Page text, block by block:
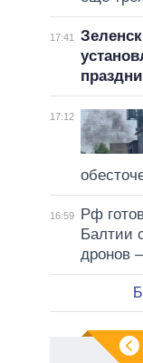
17:41
17:12
16:59
Рф
Балтии
дронов